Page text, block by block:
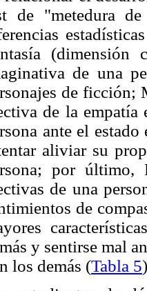
de "metedura
de una
de ficción;
de la empatía
ante el
aliviar su
por último,
de una
de
y sentirse mal
los demás (Tabla 5